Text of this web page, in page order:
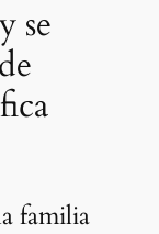
se
familia